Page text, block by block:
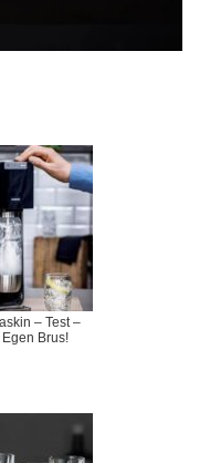
– Test –
Brus!